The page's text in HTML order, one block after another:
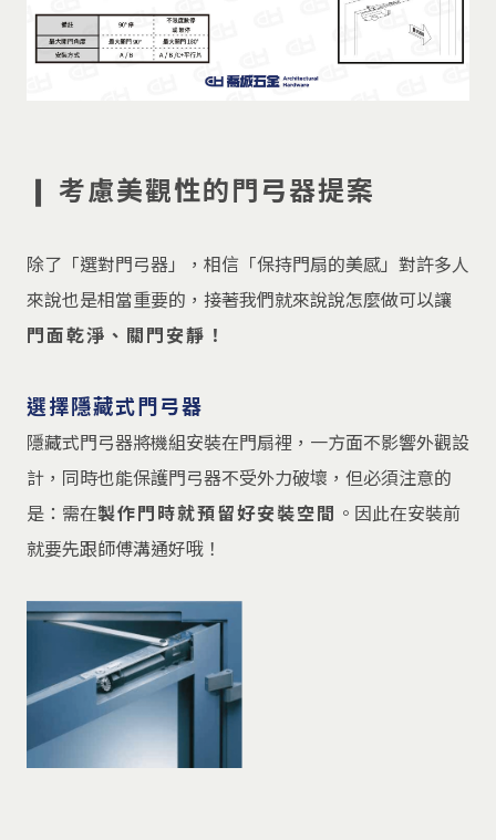
❙ 考慮美觀性的門弓器提案
除了「選對門弓器」，相信「保持門扇的美感」對許多人
來說也是相當重要的，接著我們就來說說怎麼做可以讓
門面乾淨、關門安靜！
選擇隱藏式門弓器
隱藏式門弓器將機組安裝在門扇裡，一方面不影響外觀設
計，同時也能保護門弓器不受外力破壞，但必須注意的
是：需在製作門時就預留好安裝空間 。因此在安裝前
就要先跟師傅溝通好哦！